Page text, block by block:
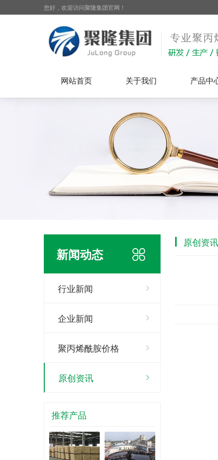
您好，欢迎访问聚隆集团官网！
网站首页 关于我们 产品中
新闻动态
行业新闻
企业新闻
聚丙烯酰胺价格
原创资讯
推荐产品
原创资讯